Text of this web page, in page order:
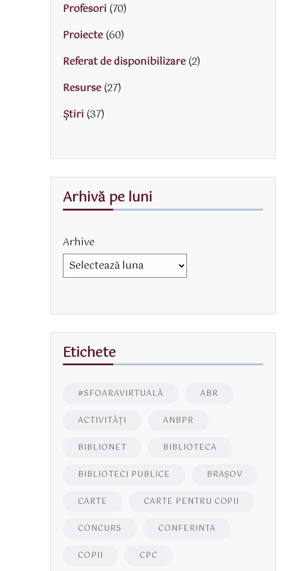
Profesori (70)
Proiecte(60)
Referat de disponibilizare(2)
Resurse(27)
Știri (37)
Arhivă pe luni
Arhive
Etichete
#SFOARAVIRTUALĂ ABR
ACTIVITĂŢI ANBPR
BIBLIONET BIBLIOTECA
BIBLIOTECI PUBLICE BRAŞOV
CARTE CARTE PENTRU COPII
CONCURS CONFERINTA
COPII CPC